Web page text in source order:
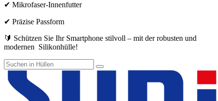
✔ Mikrofaser-Innenfutter
✔ Präzise Passform
🔰 Schützen Sie Ihr Smartphone stilvoll – mit der robusten und
modernen Silikonhülle!